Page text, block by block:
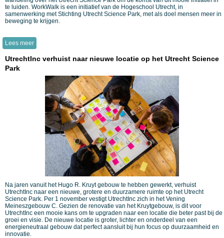
te luiden. WorkWalk is een initiatief van de Hogeschool Utrecht, in
samenwerking met Stichting Utrecht Science Park, met als doel mensen meer in
beweging te krijgen.
Lees meer
UtrechtInc verhuist naar nieuwe locatie op het Utrecht Science
Park
Na jaren vanuit het Hugo R. Kruyt gebouw te hebben gewerkt, verhuist
UtrechtInc naar een nieuwe, grotere en duurzamere ruimte op het Utrecht
Science Park. Per 1 november vestigt UtrechtInc zich in het Vening
Meineszgebouw C. Gezien de renovatie van het Kruytgebouw, is dit voor
UtrechtInc een mooie kans om te upgraden naar een locatie die beter past bij de
groei en visie. De nieuwe locatie is groter, lichter en onderdeel van een
energieneutraal gebouw dat perfect aansluit bij hun focus op duurzaamheid en
innovatie.